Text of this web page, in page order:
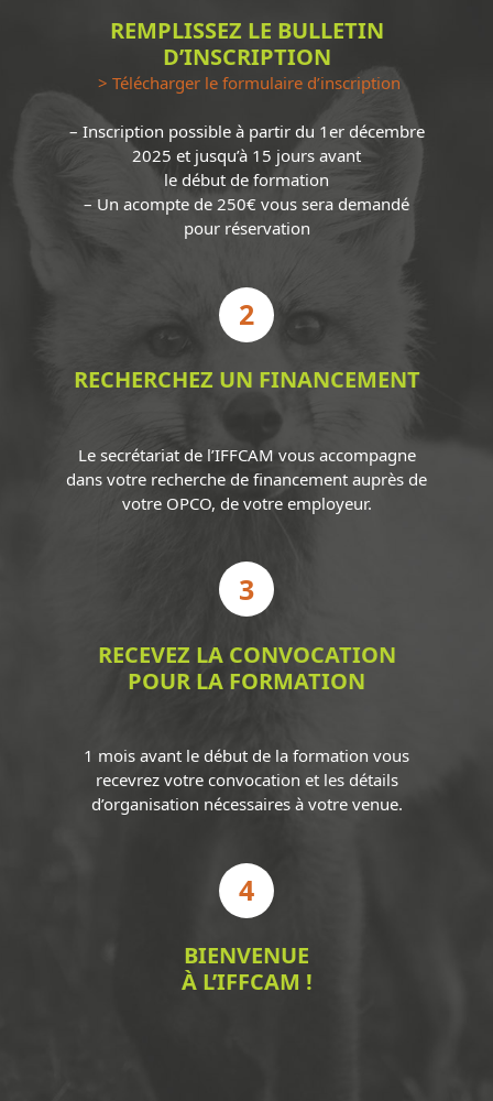
REMPLISSEZ LE BULLETIN
D’INSCRIPTION
> Télécharger le formulaire d’inscription
– Inscription possible à partir du 1er décembre
2025 et jusqu’à 15 jours avant
le début de formation
– Un acompte de 250€ vous sera demandé
pour réservation
2
RECHERCHEZ UN FINANCEMENT
Le secrétariat de l’IFFCAM vous accompagne
dans votre recherche de financement auprès de
votre OPCO, de votre employeur.
3
RECEVEZ LA CONVOCATION
POUR LA FORMATION
1 mois avant le début de la formation vous
recevrez votre convocation et les détails
d’organisation nécessaires à votre venue.
4
BIENVENUE
À L’IFFCAM !